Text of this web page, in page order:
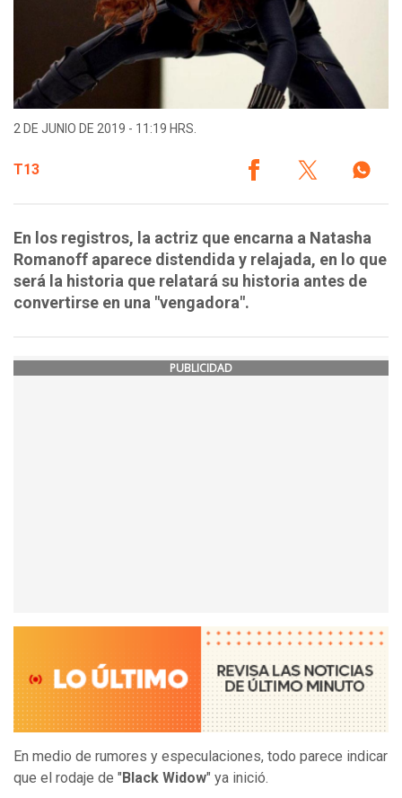
2 DE JUNIO DE 2019 - 11:19 HRS.
T13
En los registros, la actriz que encarna a Natasha
Romanoff aparece distendida y relajada, en lo que
será la historia que relatará su historia antes de
convertirse en una "vengadora".
PUBLICIDAD
En medio de rumores y especulaciones, todo parece indicar
que el rodaje de " Black Widow" ya inició.